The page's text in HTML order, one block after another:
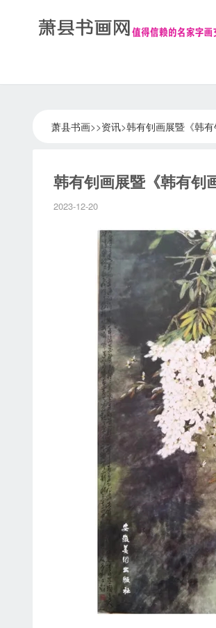
萧县书画>>资讯>韩有钊画展暨《韩
韩有钊画展暨《韩有钊
2023-12-20